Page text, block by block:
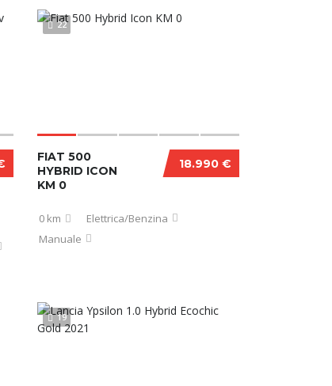
22
18.990 €
FIAT 500
HYBRID ICON
KM 0
0 km
Elettrica/Benzina
Manuale
19